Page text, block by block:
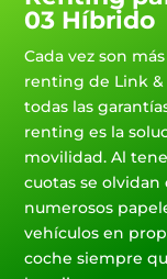
03 Híbrido
Cada vez son
renting de Link &
todas las
renting es la
movilidad. Al
cuotas se olvidan
numerosos
vehículos en
coche siempre